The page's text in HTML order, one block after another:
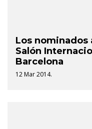
Los nominados
Salón
Barcelona
12 Mar 2014.